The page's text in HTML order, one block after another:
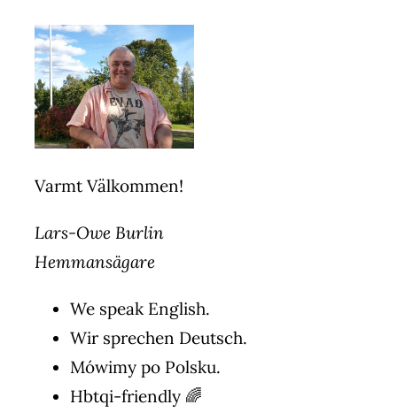
Varmt Välkommen!
Lars-Owe Burlin
Hemmansägare
We speak English.
Wir sprechen Deutsch.
Mówimy po Polsku.
Hbtqi-friendly 🌈